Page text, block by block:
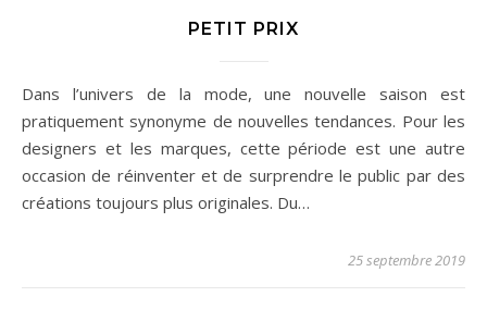
PETIT PRIX
Dans l’univers de la mode, une nouvelle saison est
pratiquement synonyme de nouvelles tendances. Pour les
designers et les marques, cette période est une autre
occasion de réinventer et de surprendre le public par des
créations toujours plus originales. Du…
25 septembre 2019